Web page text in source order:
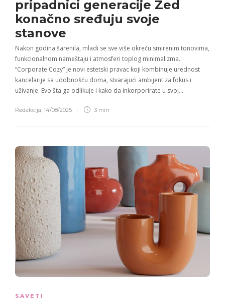
pripadnici generacije Zed
konačno sređuju svoje
stanove
Nakon godina šarenila, mladi se sve više okreću smirenim tonovima,
funkcionalnom nameštaju i atmosferi toplog minimalizma.
“Corporate Cozy” je novi estetski pravac koji kombinuje urednost
kancelarije sa udobnošću doma, stvarajući ambijent za fokus i
uživanje. Evo šta ga odlikuje i kako da inkorporirate u svoj…
Redakcija 14/08/2025 3 min
SAVETI